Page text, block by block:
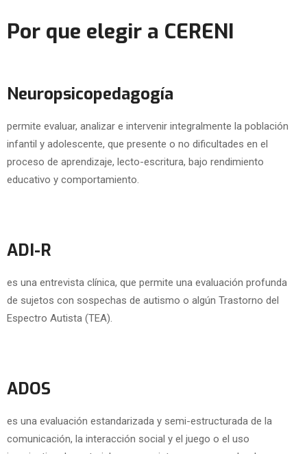
Por que elegir a CERENI
Neuropsicopedagogía
permite evaluar, analizar e intervenir integralmente la población
infantil y adolescente, que presente o no dificultades en el
proceso de aprendizaje, lecto-escritura, bajo rendimiento
educativo y comportamiento.
ADI-R
es una entrevista clínica, que permite una evaluación profunda
de sujetos con sospechas de autismo o algún Trastorno del
Espectro Autista (TEA).
ADOS
es una evaluación estandarizada y semi-estructurada de la
comunicación, la interacción social y el juego o el uso